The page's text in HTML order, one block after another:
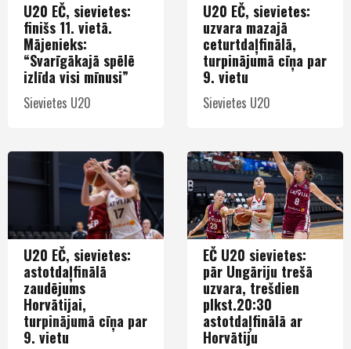
U20 EČ, sievietes:
finišs 11. vietā.
Mājenieks:
“Svarīgākajā spēlē
izlīda visi mīnusi”
Sievietes U20
U20 EČ, sievietes:
uzvara mazajā
ceturtdaļfinālā,
turpinājumā cīņa par
9. vietu
Sievietes U20
U20 EČ, sievietes:
astotdaļfinālā
zaudējums
Horvātijai,
turpinājumā cīņa par
9. vietu
EČ U20 sievietes:
pār Ungāriju trešā
uzvara, trešdien
plkst.20:30
astotdaļfinālā ar
Horvātiju